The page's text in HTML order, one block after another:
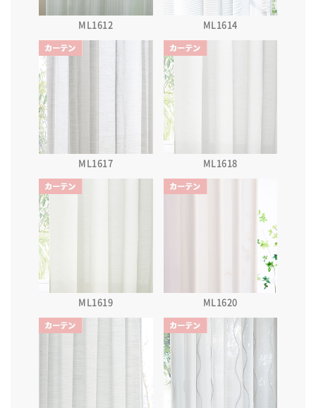
ML1612 ML1614
ML1617 ML1618
ML1619 ML1620